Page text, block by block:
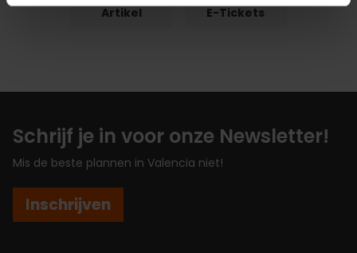
Artikel E-Tickets
Schrijf je in voor onze Newsletter!
Mis de beste plannen in Valencia niet!
Inschrijven